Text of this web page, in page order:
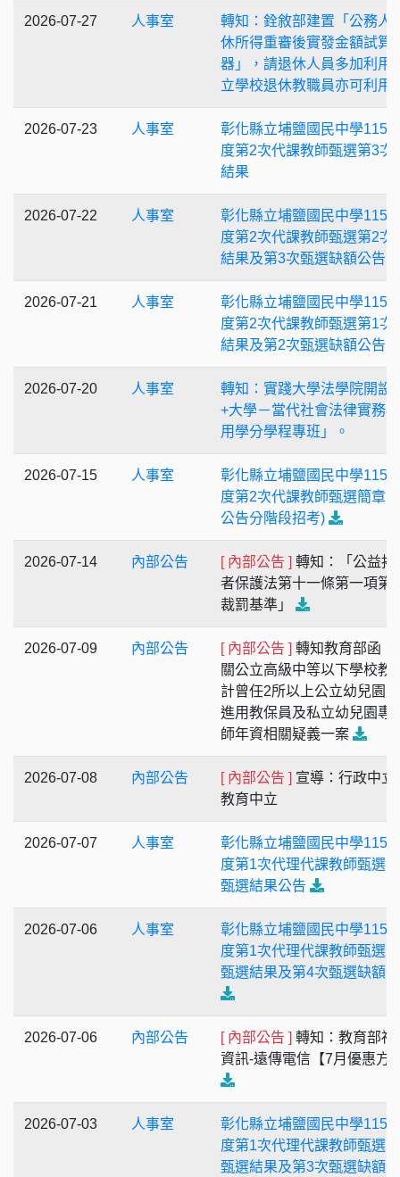
2026-07-27 人事室
轉知：銓敘部建置「公務人
休所得重審後實發金額試算
器」，請退休人員多加利用
立學校退休教職員亦可利用
2026-07-23 人事室
彰化縣立埔鹽國民中學115
度第2次代課教師甄選第3次
結果
2026-07-22 人事室
彰化縣立埔鹽國民中學115
度第2次代課教師甄選第2次
結果及第3次甄選缺額公告
2026-07-21 人事室
彰化縣立埔鹽國民中學115
度第2次代課教師甄選第1次
結果及第2次甄選缺額公告
2026-07-20 人事室
轉知：實踐大學法學院開設
+大學－當代社會法律實務
用學分學程專班」。
2026-07-15 人事室
彰化縣立埔鹽國民中學115
度第2次代課教師甄選簡章(
公告分階段招考)
2026-07-14 內部公告 [ 內部公告 ] 轉知：「公益揭
者保護法第十一條第一項第
裁罰基準」
2026-07-09 內部公告 [ 內部公告 ] 轉知教育部函，
關公立高級中等以下學校教
計曾任2所以上公立幼兒園
進用教保員及私立幼兒園專
師年資相關疑義一案
2026-07-08 內部公告 [ 內部公告 ] 宣導：行政中立
教育中立
2026-07-07 人事室
彰化縣立埔鹽國民中學115
度第1次代理代課教師甄選
甄選結果公告
2026-07-06 人事室
彰化縣立埔鹽國民中學115
度第1次代理代課教師甄選
甄選結果及第4次甄選缺額
2026-07-06 內部公告 [ 內部公告 ] 轉知：教育部福
資訊-遠傳電信【7月優惠方
2026-07-03 人事室
彰化縣立埔鹽國民中學115
度第1次代理代課教師甄選
甄選結果及第3次甄選缺額